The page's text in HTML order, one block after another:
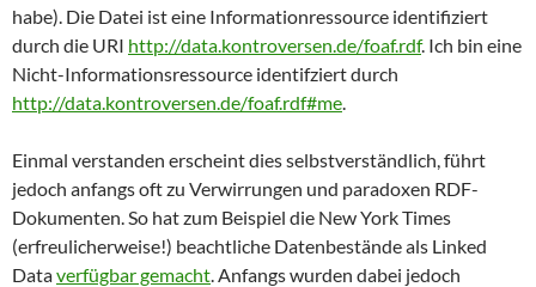
habe). Die Datei ist eine Informationressource identifiziert
durch die URI http://data.kontroversen.de/foaf.rdf. Ich bin eine
Nicht-Informationsressource identifziert durch
http://data.kontroversen.de/foaf.rdf#me.
Einmal verstanden erscheint dies selbstverständlich, führt
jedoch anfangs oft zu Verwirrungen und paradoxen RDF-
Dokumenten. So hat zum Beispiel die New York Times
(erfreulicherweise!) beachtliche Datenbestände als Linked
Dataverfügbar gemacht. Anfangs wurden dabei jedoch